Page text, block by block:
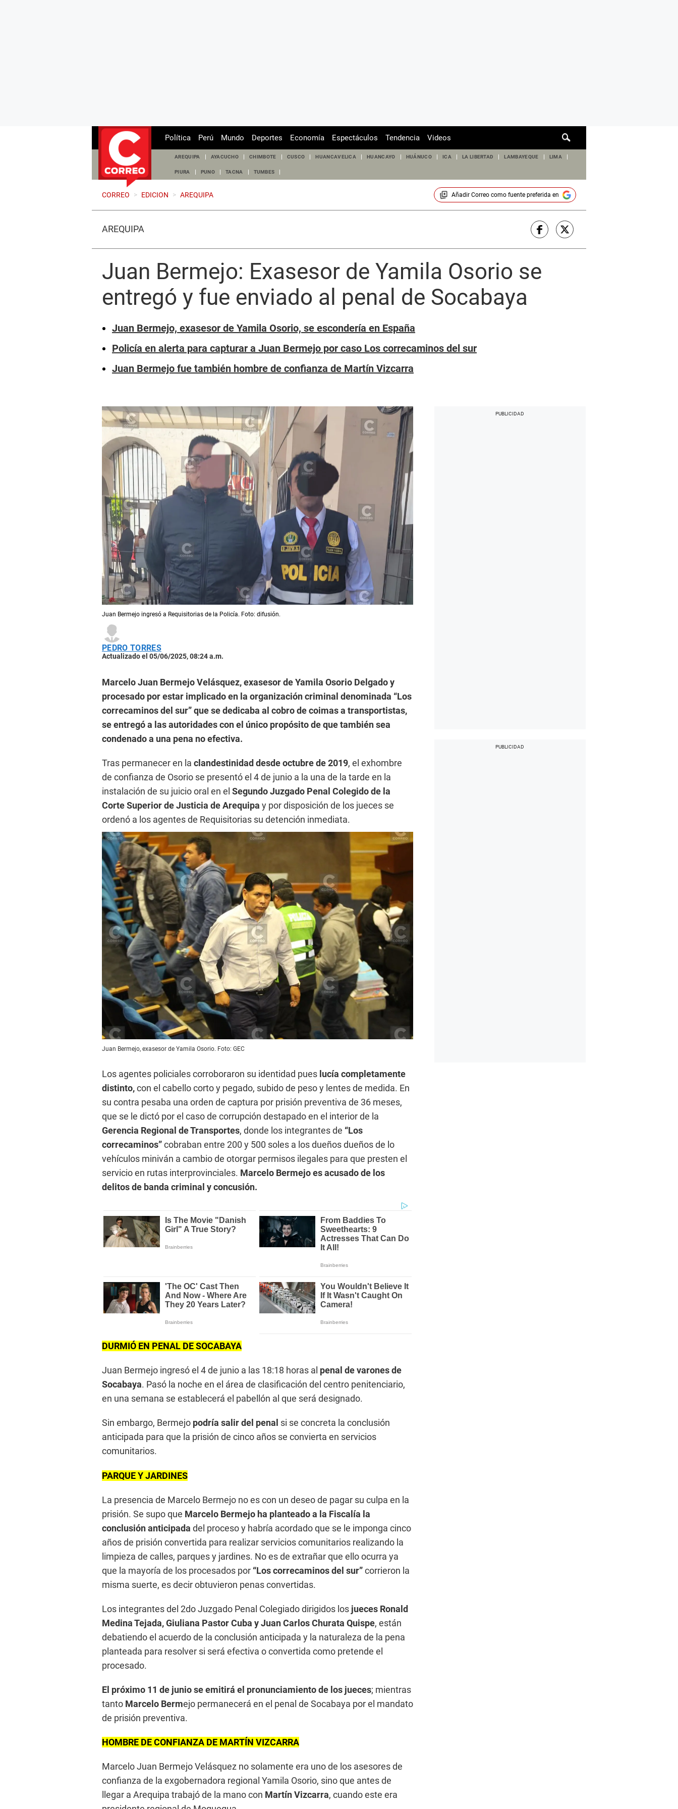
de
Política Perú Mundo Deportes Economía Espectáculos Tendencia Videos
AREQUIPA AYACUCHO CHIMBOTE CUSCO HUANCAVELICA HUANCAYO HUÁNUCO ICA LA LIBERTAD LAMBAYEQUE LIMA
PIURA PUNO TACNA TUMBES
CORREO > EDICION > AREQUIPA Añadir Correocomo fuente preferida en
AREQUIPA
Juan Bermejo: Exasesor de Yamila Osorio se
entregó y fue enviado al penal de Socabaya
Juan Bermejo, exasesor de Yamila Osorio, se escondería en España
Policía en alerta para capturar a Juan Bermejo por caso Los correcaminos del sur
Juan Bermejo fue también hombre de confianza de Martín Vizcarra
Juan Bermejo ingresó a Requisitorias de la Policía. Foto: difusión.
PEDRO TORRES
Actualizado el 05/06/2025, 08:24 a.m.
Marcelo Juan Bermejo Velásquez, exasesor de Yamila Osorio Delgado y
procesado por estar implicado en la organización criminal denominada “Los
correcaminos del sur” que se dedicaba al cobro de coimas a transportistas,
se entregó a las autoridades con el único propósito de que también sea
condenado a una pena no efectiva.
Tras permanecer en la clandestinidad desde octubre de 2019, el exhombre
de confianza de Osorio se presentó el 4 de junio a la una de la tarde en la
instalación de su juicio oral en el Segundo Juzgado Penal Colegido de la
Corte Superior de Justicia de Arequipa y por disposición de los jueces se
ordenó a los agentes de Requisitorias su detención inmediata.
Juan Bermejo, exasesor de Yamila Osorio. Foto: GEC
Los agentes policiales corroboraron su identidad pues lucía completamente
distinto,con el cabello corto y pegado, subido de peso y lentes de medida. En
su contra pesaba una orden de captura por prisión preventiva de 36 meses,
que se le dictó por el caso de corrupción destapado en el interior de la
Gerencia Regional de Transportes, donde los integrantes de “Los
correcaminos”cobraban entre 200 y 500 soles a los dueños dueños de lo
vehículos miniván a cambio de otorgar permisos ilegales para que presten el
servicio en rutas interprovinciales. Marcelo Bermejo es acusado de los
delitos de banda criminal y concusión.
DURMIÓ EN PENAL DE SOCABAYA
Juan Bermejo ingresó el 4 de junio a las 18:18 horas al penal de varones de
Socabaya. Pasó la noche en el área de clasificación del centro penitenciario,
en una semana se establecerá el pabellón al que será designado.
Sin embargo, Bermejo podría salir del penal si se concreta la conclusión
anticipada para que la prisión de cinco años se convierta en servicios
comunitarios.
PARQUE Y JARDINES
La presencia de Marcelo Bermejo no es con un deseo de pagar su culpa en la
prisión. Se supo que Marcelo Bermejo ha planteado a la Fiscalía la
conclusión anticipada del proceso y habría acordado que se le imponga cinco
años de prisión convertida para realizar servicios comunitarios realizando la
limpieza de calles, parques y jardines. No es de extrañar que ello ocurra ya
que la mayoría de los procesados por “Los correcaminos del sur”corrieron la
misma suerte, es decir obtuvieron penas convertidas.
Los integrantes del 2do Juzgado Penal Colegiado dirigidos los jueces Ronald
Medina Tejada, Giuliana Pastor Cuba y Juan Carlos Churata Quispe, están
debatiendo el acuerdo de la conclusión anticipada y la naturaleza de la pena
planteada para resolver si será efectiva o convertida como pretende el
procesado.
El próximo 11 de junio se emitirá el pronunciamiento de los jueces; mientras
tanto Marcelo Bermejo permanecerá en el penal de Socabaya por el mandato
de prisión preventiva.
HOMBRE DE CONFIANZA DE MARTÍN VIZCARRA
Marcelo Juan Bermejo Velásquez no solamente era uno de los asesores de
confianza de la exgobernadora regional Yamila Osorio, sino que antes de
llegar a Arequipa trabajó de la mano con Martín Vizcarra, cuando este era